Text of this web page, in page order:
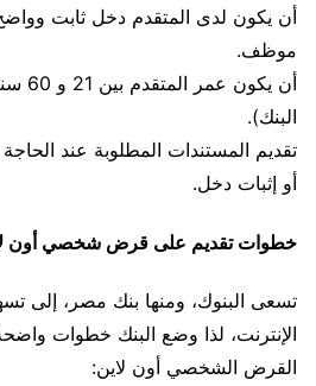
أن يكون لدى المتقدم دخل ثابت
موظف.
أن
البنك).
تقديم المستندات المطلوبة عند
أو إثبات دخل.
خطوات تقديم على قرض شخصي أون
تسعى البنوك، ومنها بنك مصر، إلى
الإنترنت، لذا وضع البنك خطوات
القرض الشخصي أون لاين: